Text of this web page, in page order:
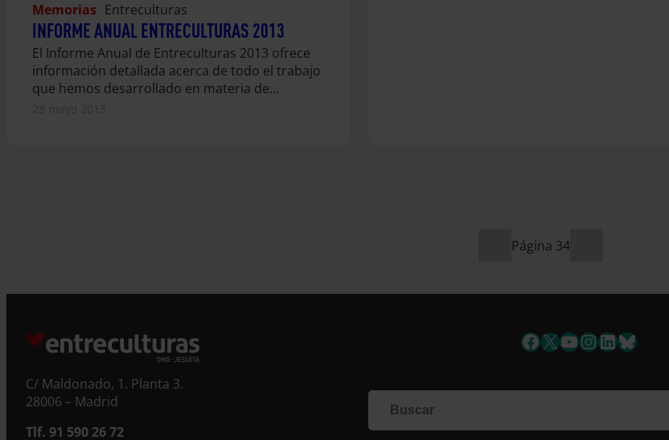
Memorias Entreculturas
INFORME ANUAL ENTRECULTURAS 2013
El Informe Anual de Entreculturas 2013 ofrece
información detallada acerca de todo el trabajo
que hemos desarrollado en materia de…
34
C/ Maldonado, 1. Planta 3.
28006 – Madrid
Tlf. 91 590 26 72
Facebook
X YouTube
Instagram
LinkedIn